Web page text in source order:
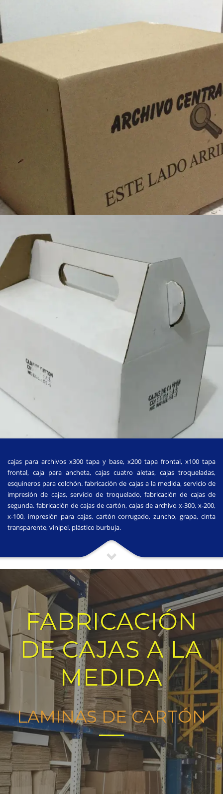
cajas para archivos x300 tapa y base, x200 tapa frontal, x100 tapa
frontal, caja para ancheta, cajas cuatro aletas, cajas troqueladas,
esquineros para colchón. fabricación de cajas a la medida, servicio de
impresión de cajas, servicio de troquelado, fabricación de cajas de
segunda. fabricación de cajas de cartón, cajas de archivo x-300, x-200,
x-100, impresión para cajas, cartón corrugado, zuncho, grapa, cinta
transparente, vinipel, plástico burbuja.
FABRICACIÓN
DE CAJAS A LA
MEDIDA
LAMINAS DE CARTÓN